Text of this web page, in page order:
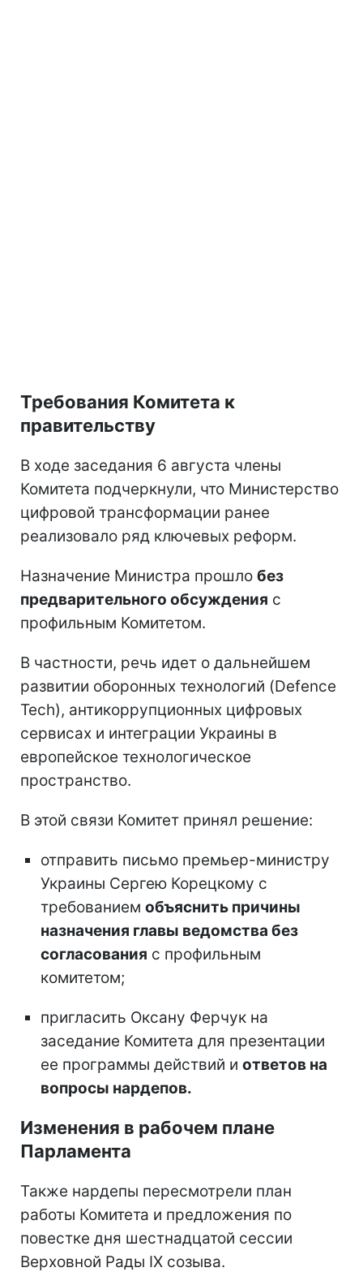
Требования Комитета к
правительству
В ходе заседания 6 августа члены
Комитета подчеркнули, что Министерство
цифровой трансформации ранее
реализовало ряд ключевых реформ.
Назначение Министра прошло без
предварительного обсуждения с
профильным Комитетом.
В частности, речь идет о дальнейшем
развитии оборонных технологий (Defence
Tech), антикоррупционных цифровых
сервисах и интеграции Украины в
европейское технологическое
пространство.
В этой связи Комитет принял решение:
отправить письмо премьер-министру
Украины Сергею Корецкому с
требованием объяснить причины
назначения главы ведомства без
согласования с профильным
комитетом;
пригласить Оксану Ферчук на
заседание Комитета для презентации
ее программы действий и ответов на
вопросы нардепов.
Изменения в рабочем плане
Парламента
Также нардепы пересмотрели план
работы Комитета и предложения по
повестке дня шестнадцатой сессии
Верховной Рады IX созыва.